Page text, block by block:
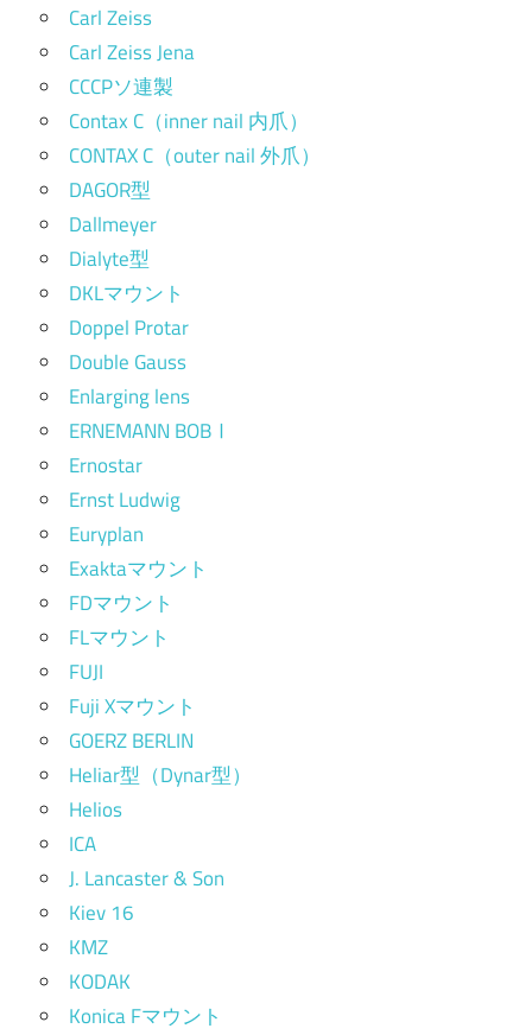
Carl Zeiss
Carl Zeiss Jena
CCCPソ連製
Contax C（inner nail 内爪）
CONTAX C（outer nail 外爪）
DAGOR型
Dallmeyer
Dialyte型
DKLマウント
Doppel Protar
Double Gauss
Enlarging lens
ERNEMANN BOBⅠ
Ernostar
Ernst Ludwig
Euryplan
Exaktaマウント
FDマウント
FLマウント
FUJI
Fuji Xマウント
GOERZ BERLIN
Heliar型（Dynar型）
Helios
ICA
J. Lancaster & Son
Kiev 16
KMZ
KODAK
Konica Fマウント